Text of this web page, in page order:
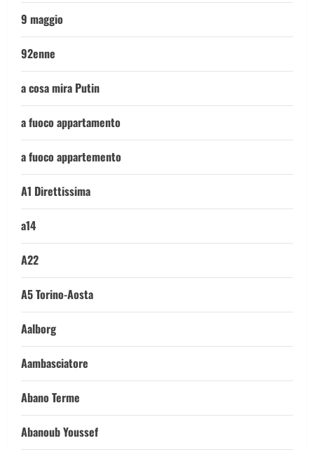
9 maggio
92enne
a cosa mira Putin
a fuoco appartamento
a fuoco appartemento
A1 Direttissima
a14
A22
A5 Torino-Aosta
Aalborg
Aambasciatore
Abano Terme
Abanoub Youssef